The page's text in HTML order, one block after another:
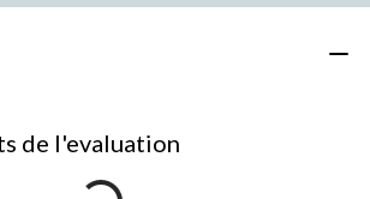
de l'evaluation